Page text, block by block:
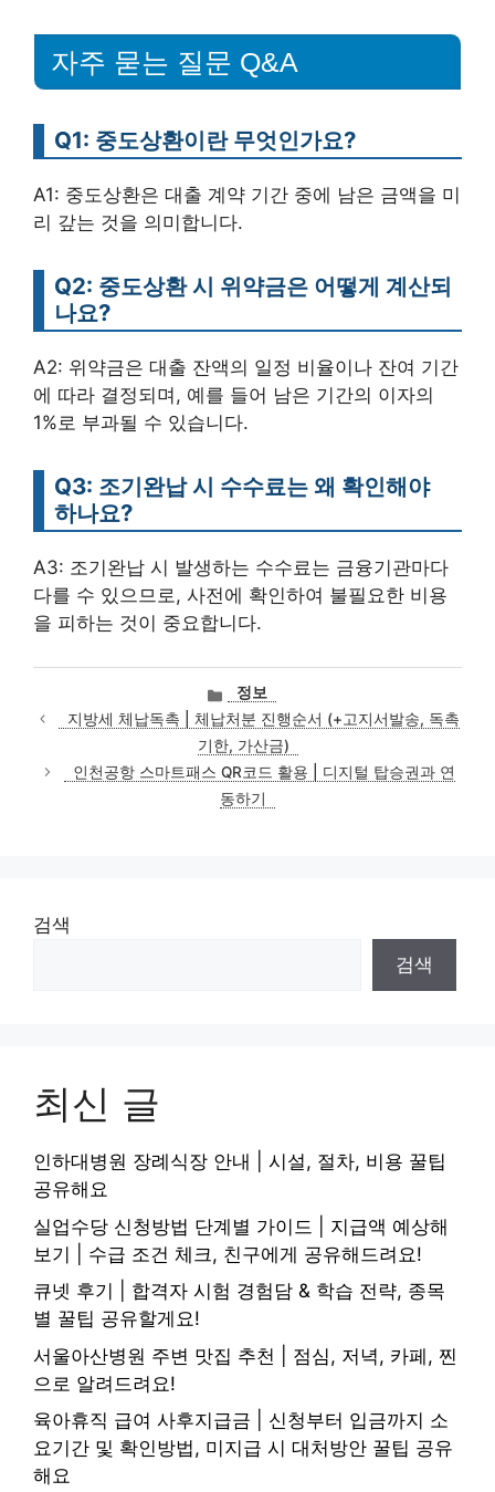
자주 묻는 질문 Q&A
Q1: 중도상환이란 무엇인가요?
A1: 중도상환은 대출 계약 기간 중에 남은 금액을 미
리 갚는 것을 의미합니다.
Q2: 중도상환 시 위약금은 어떻게 계산되
나요?
A2: 위약금은 대출 잔액의 일정 비율이나 잔여 기간
에 따라 결정되며, 예를 들어 남은 기간의 이자의
1%로 부과될 수 있습니다.
Q3: 조기완납 시 수수료는 왜 확인해야
하나요?
A3: 조기완납 시 발생하는 수수료는 금융기관마다
다를 수 있으므로, 사전에 확인하여 불필요한 비용
을 피하는 것이 중요합니다.
카
테
고
리
정보
지방세 체납독촉 | 체납처분 진행순서 (+고지서발송, 독촉
기한, 가산금)
인천공항 스마트패스 QR코드 활용 | 디지털 탑승권과 연
동하기
검색
검색
최신 글
인하대병원 장례식장 안내 | 시설, 절차, 비용 꿀팁
공유해요
실업수당 신청방법 단계별 가이드 | 지급액 예상해
보기 | 수급 조건 체크, 친구에게 공유해드려요!
큐넷 후기 | 합격자 시험 경험담 & 학습 전략, 종목
별 꿀팁 공유할게요!
서울아산병원 주변 맛집 추천 | 점심, 저녁, 카페, 찐
으로 알려드려요!
육아휴직 급여 사후지급금 | 신청부터 입금까지 소
요기간 및 확인방법, 미지급 시 대처방안 꿀팁 공유
해요